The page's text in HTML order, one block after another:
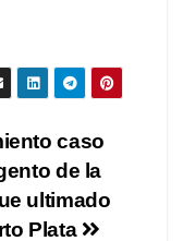
caso
de la
ultimado
Plata